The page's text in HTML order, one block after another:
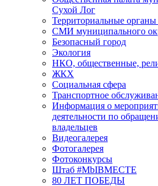
Сухой Лог
Территориальные органы
СМИ муниципального
Безопасный город
Экология
НКО, общественные,
ЖКХ
Социальная сфера
Транспортное
Информация о
деятельности по
владельцев
Видеогалерея
Фотогалерея
Фотоконкурсы
Штаб #MbIBMECTE
80 ЛЕТ ПОБЕДЫ